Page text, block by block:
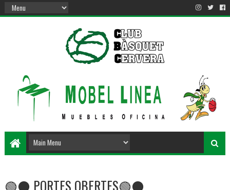
🟢⚫️ PORTES OBERTES🟢⚫️